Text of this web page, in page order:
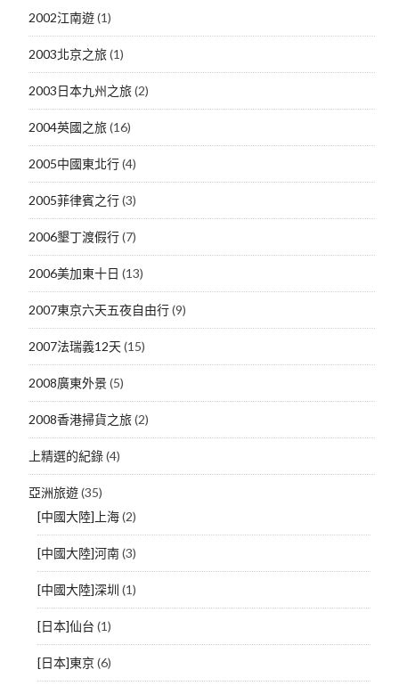
2002江南遊(1)
2003北京之旅(1)
2003日本九州之旅(2)
2004英國之旅(16)
2005中國東北行(4)
2005菲律賓之行(3)
2006墾丁渡假行(7)
2006美加東十日 (13)
2007東京六天五夜自由行(9)
2007法瑞義12天(15)
2008廣東外景(5)
2008香港掃貨之旅(2)
上精選的紀錄(4)
亞洲旅遊(35)
[中國大陸]上海(2)
[中國大陸]河南(3)
[中國大陸]深圳 (1)
[日本]仙台 (1)
[日本]東京(6)